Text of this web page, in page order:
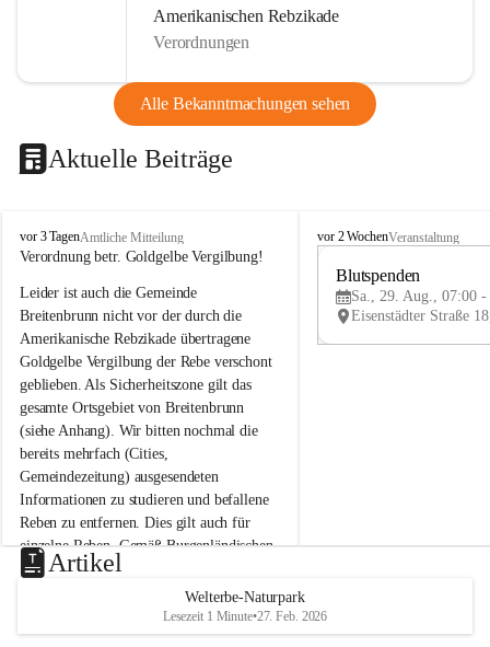
Amerikanischen Rebzikade
Verordnungen
Alle Bekanntmachungen sehen
Aktuelle Beiträge
B
r
i
t
e
n
b
r
u
n
n
a
m
N
e
u
s
d
vor 3 TagenAmtliche Mitteilung
Verordnung betr. Goldgelbe Vergilbung!
Leider ist auch die Gemeinde
Breitenbrunn nicht vor der durch die
Amerikanische Rebzikade übertragene
Goldgelbe Vergilbung der Rebe verschont
geblieben. Als Sicherheitszone gilt das
gesamte Ortsgebiet von Breitenbrunn
(siehe Anhang). Wir bitten nochmal die
bereits mehrfach (Cities,
Gemeindezeitung) ausgesendeten
Informationen zu studieren und befallene
Reben zu entfernen. Dies gilt auch für
einzelne Reben. Gemäß Burgenländischen
Weinbaugesetz sind nicht gepflegte oder
unzulässige Weingärten zu roden! Bitte
helfen wir zusammen um unsere Winzer
vor den prognostizierten Ernteausfällen
B
e
u
e
d
vor 2 WochenVeranstaltung
Blutspenden
Sa., 29. Aug., 07:00 -
Artikel
Welterbe-Naturpark
Lesezeit 1 Minute•27. Feb. 2026